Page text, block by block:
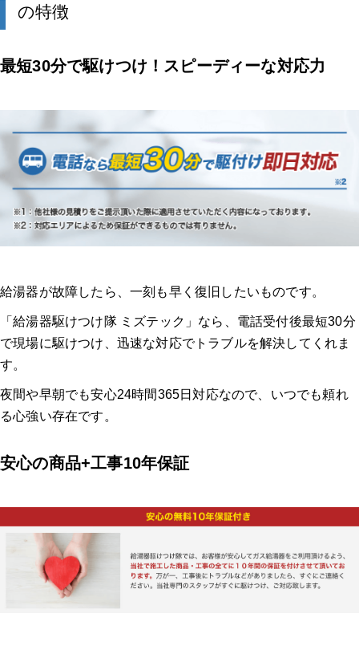
の特徴
最短30分で駆けつけ！スピーディーな対応力
給湯器が故障したら、一刻も早く復旧したいものです。
「給湯器駆けつけ隊 ミズテック」なら、電話受付後最短30分
で現場に駆けつけ、迅速な対応でトラブルを解決してくれま
す。
夜間や早朝でも安心24時間365日対応なので、いつでも頼れ
る心強い存在です。
安心の商品+工事10年保証